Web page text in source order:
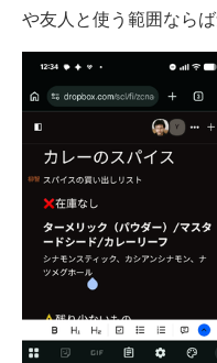
や友人と使う範囲なら